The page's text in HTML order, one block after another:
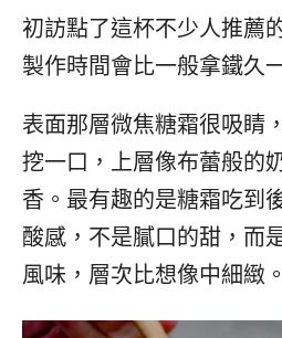
初訪點了這杯不少人推薦
製作時間會比一般拿鐵久
表面那層微焦糖霜很吸睛
挖一口，上層像布蕾般的
香。最有趣的是糖霜吃到
酸感，不是膩口的甜，而
風味，層次比想像中細緻。